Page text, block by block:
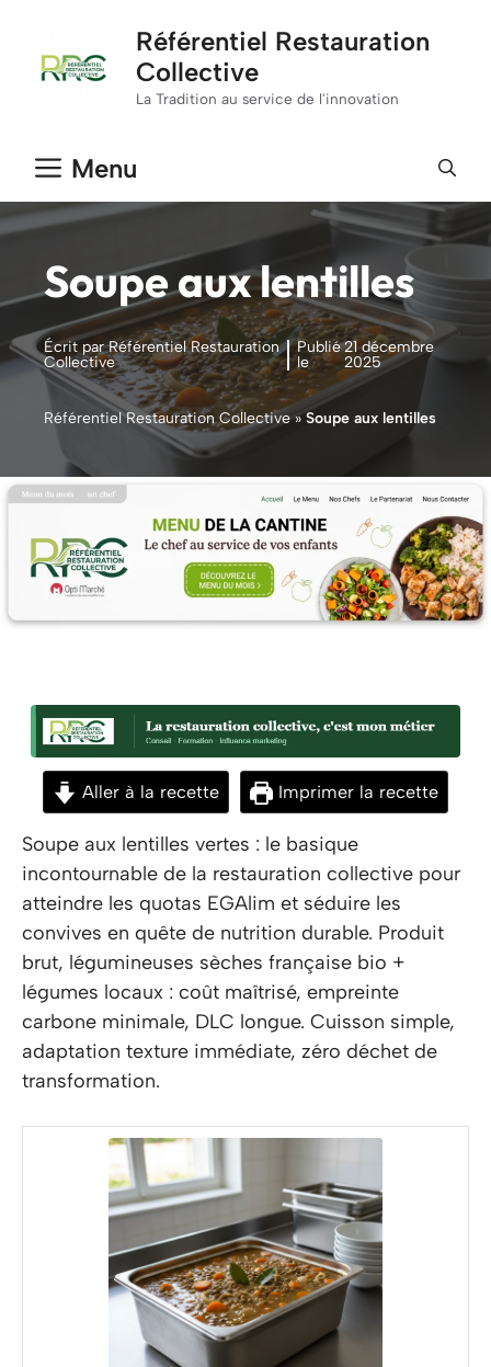
contenu
Référentiel Restauration
Collective
La Tradition au service de l'innovation
Menu
Soupe aux lentilles
Écrit par Référentiel Restauration
Collective
Publié
le
21 décembre
2025
Référentiel Restauration Collective»Soupe aux lentilles
Aller à la recette Imprimer la recette
Soupe aux lentilles vertes : le basique
incontournable de la restauration collective pour
atteindre les quotas EGAlim et séduire les
convives en quête de nutrition durable. Produit
brut, légumineuses sèches française bio +
légumes locaux : coût maîtrisé, empreinte
carbone minimale, DLC longue. Cuisson simple,
adaptation texture immédiate, zéro déchet de
transformation.